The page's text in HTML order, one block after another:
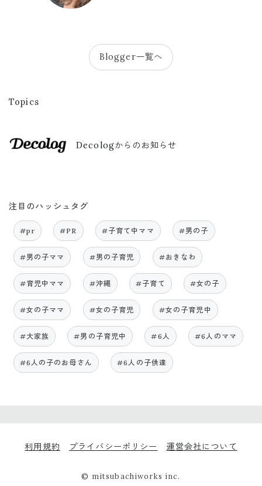
Blogger一覧へ
Topics
Decologからのお知らせ
注目のハッシュタグ
#pr #PR #子育て中ママ #男の子
#男の子ママ #男の子育児 #おきなわ
#育児中ママ #沖縄 #子育て #女の子
#女の子ママ #女の子育児 #女の子育児中
#大家族 #男の子育児中 #6人 #6人のママ
#6人の子のお母さん #6人の子供達
利用規約 プライバシーポリシー 運営会社について
© mitsubachiworks inc.